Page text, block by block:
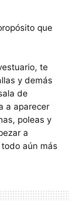
que
te
y demás
de
a aparecer
poleas y
a
aún más